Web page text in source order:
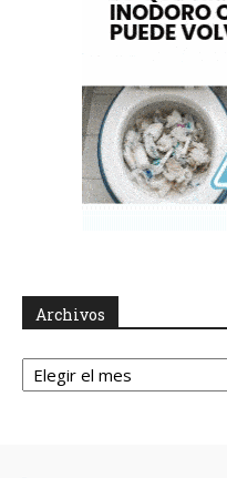
Archivos
Archivos